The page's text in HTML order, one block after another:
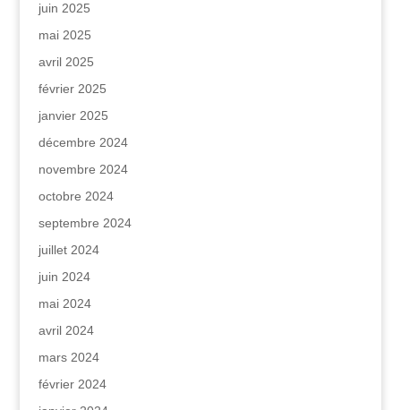
juin 2025
mai 2025
avril 2025
février 2025
janvier 2025
décembre 2024
novembre 2024
octobre 2024
septembre 2024
juillet 2024
juin 2024
mai 2024
avril 2024
mars 2024
février 2024